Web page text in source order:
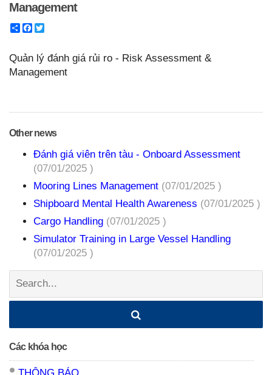
Management
ShareFacebook
Quản lý đánh giá rủi ro - Risk Assessment &
Management
Other news
Đánh giá viên trên tàu - Onboard Assessment
(07/01/2025 )
Mooring Lines Management (07/01/2025 )
Shipboard Mental Health Awareness (07/01/2025 )
Cargo Handling (07/01/2025 )
Simulator Training in Large Vessel Handling
(07/01/2025 )
Search:
Các khóa học
THÔNG BÁO